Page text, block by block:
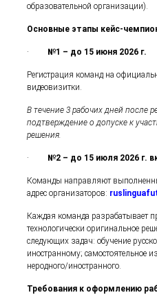
образовательной организации).
Основные этапы кейс-
· №1 – до 15 июня 2026 г.
Регистрация команд на
видеовизитки.
В течение 3 рабочих дней после
подтверждение о допуске к
решения.
· №2 – до 15 июля 2026 г.
Команды направляют
адрес организаторов:
Каждая команда разрабатывает
технологически оригинальное
следующих задач: обучение
иностранному; самостоятельное
неродного/иностранного.
Требования к оформлению